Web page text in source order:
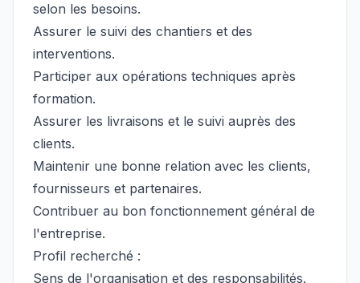
selon les besoins.
Assurer le suivi des chantiers et des
interventions.
Participer aux opérations techniques après
formation.
Assurer les livraisons et le suivi auprès des
clients.
Maintenir une bonne relation avec les clients,
fournisseurs et partenaires.
Contribuer au bon fonctionnement général de
l'entreprise.
Profil recherché :
Sens de l'organisation et des responsabilités.